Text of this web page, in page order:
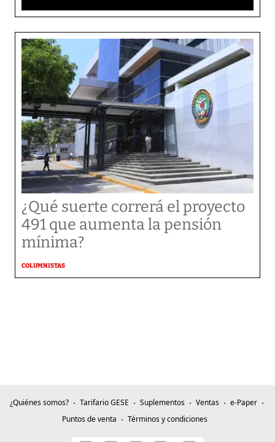
¿Qué suerte correrá el proyecto
491 que aumenta la pensión
mínima?
COLUMNISTAS
¿Quiénes somos? Tarifario GESE Suplementos Ventas
e-Paper
Puntos de venta
Términos y condiciones